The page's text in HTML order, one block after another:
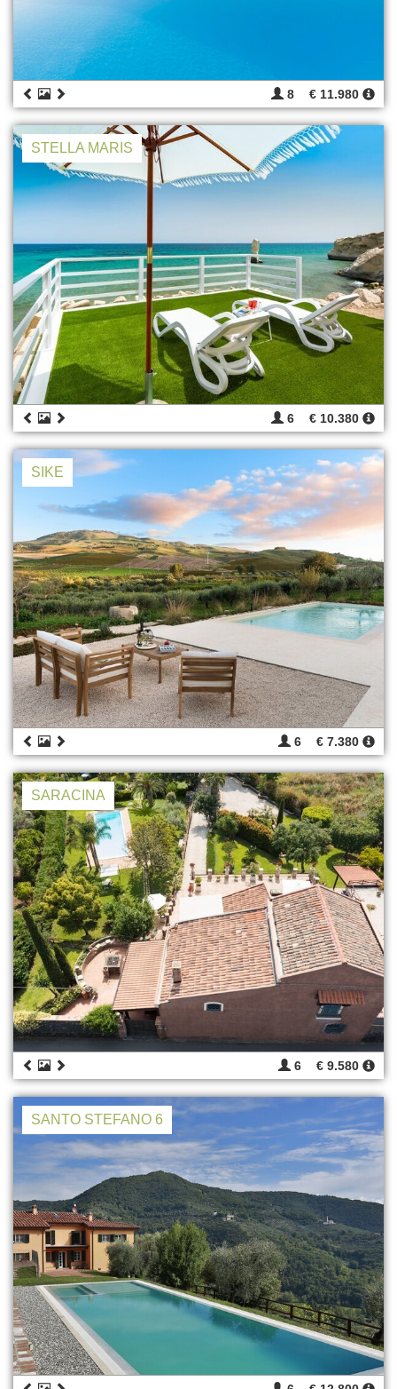
8 € 11.980
STELLA MARIS
6 € 10.380
SIKE
6 € 7.380
SARACINA
6 € 9.580
SANTO STEFANO 6